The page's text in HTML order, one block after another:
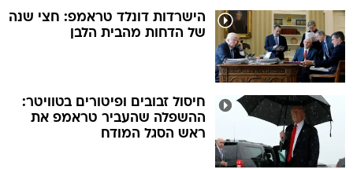
הישרדות דונלד טראמפ: חצי שנה
של הדחות מהבית הלבן
חיסול זבובים ופיטורים בטוויטר:
ההשפלה שהעביר טראמפ את
ראש הסגל המודח